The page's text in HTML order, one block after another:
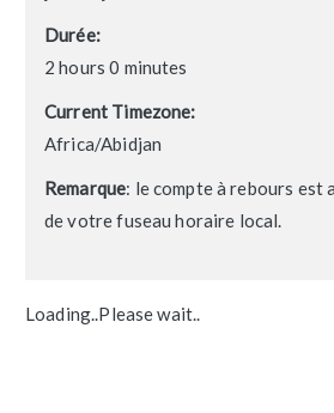
Durée:
2 hours 0 minutes
Current Timezone:
Africa/Abidjan
Remarque: le compte à rebours
de votre fuseau horaire local.
Loading..Please wait..